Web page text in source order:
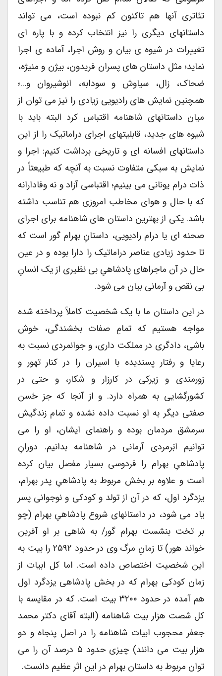
تئاتری آنها هم تاکنون کم نبوده است، می تواند
داستانهای دیگری را نیز انتخاب کرده و با پاره ای
تغییرات در شیوه ی بیان و روش اجرا، آماده ی اجرا
نماید؛ مثل داستان های پسران فریدون، بیژن و منیژه،
ضحاک، زال، سیاوش و سودابه، انوشیروان و…؛
همچنین نمایش های رادیویی زیادی را نیز می توان از
میان داستانهای شاهنامه اقتباس کرد البته باید با
شیوه های جدید، قابلیتهای اجرای دراماتیک را از این
داستانهای افسانه ای و تاریخی برداشت کنیم: اجرا و
نمایش به سبکی متفاوت نسبت به آنچه که طبیعتاً در
ذات درام یونانی می بینیم؛ اقتباسی آزاد و نه وفادارانه
که با حال و هوای مخاطب امروزی هم تناسب داشته
باشد. یکی از بهترین داستان های شاهنامه برای اجرای
صحنه ای یا درام رادیویی، داستانِ بهرام گور است که
تا حدود زیادی عناصر دراماتیک را دارا بوده و در عین
حال در آن ماجراهای پادشاهیِ بی نظیری از یک انسانِ
بی نقص و آرمانی بیان می شود.
در این داستان ما با یک شخصیت کاملاً پرداخته شده
مواجه هستیم که تمامِ صفات بخشندگی، خوش
باشی، دادگری در مملکت داری، و جوانمردی نسبت به
رعایا و رفتار پسندیده با اسیران را در کنار تهور و
زورمندی و زیرکی در کارزار و شکار، و حتی در
کشورگشایی به همراه دارد. و از آنجا که جز حُسن
صفتی دیگر به او نسبت داده نشده و تمام زندگیش
سرمشق مردمان بوده و راهنمای ایشان، او را می
توانیم ابَرمردی آرمانی در شاهنامه بدانیم. دورانِ
پادشاهیِ بهرام را فردوسی بسیار مفصل بیان کرده
است و علاوه بر بخش مربوط به پادشاهیِ پدر بهرام،
یزدگرد اول، که در آن از تولد و کودکی و نوجوانی پسر
یاد می شود، در داستانهای شروع پادشاهیِ بهرام (چو
بر تخت بنشست بهرام گور/ به شاهی بر او آفرین
خواند هور) تا زمانِ مرگ وی در حدود ۲۵۹۲ را بیت به
این شخصیت اختصاص داده است. اما کل ابیات از
زمان کودکی بهرام که در بخش پادشاهی یزدگرد اول
هم آمده در حدود ۳۲۰۰ بیت است. که در مقایسه با
کل شصت هزار بیت شاهنامه (البته آقای دکتر محمد
جعفر محجوب ابیات شاهنامه را در اصل پنجاه و دو
هزار بیت می دانند) چیزی حدود ۵ درصد آن را می
توان مربوط به داستان بهرام در این اثر عظیم دانست.